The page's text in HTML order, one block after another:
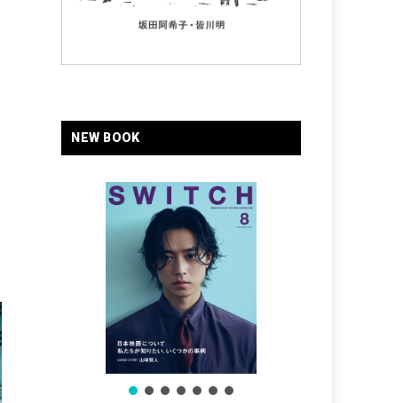
NEW BOOK